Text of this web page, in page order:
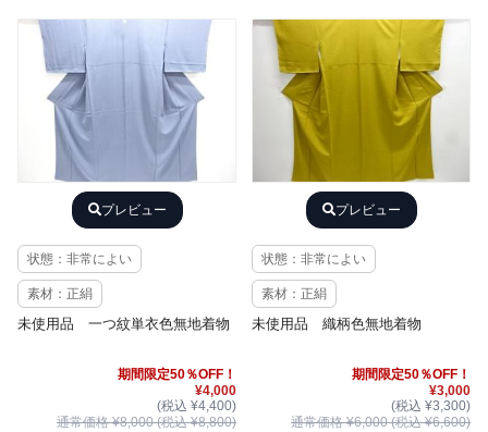
プレビュー
状態：非常によい
素材：正絹
未使用品 一つ紋単衣色無地着物
期間限定50％OFF！
¥4,000
(税込 ¥4,400)
通常価格 ¥8,000 (税込 ¥8,800)
プレビュー
状態：非常によい
素材：正絹
未使用品 織柄色無地着物
期間限定50％OFF！
¥3,000
(税込 ¥3,300)
通常価格 ¥6,000 (税込 ¥6,600)